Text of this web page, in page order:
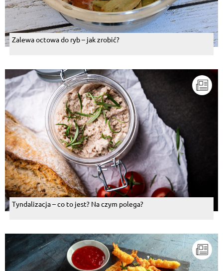
Zalewa octowa do ryb – jak zrobić?
Tyndalizacja – co to jest? Na czym polega?